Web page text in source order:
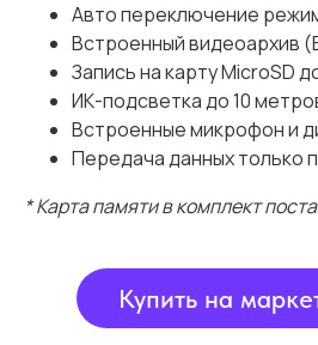
Авто переключение
Встроенный видеоархив
Запись на карту MicroSD
ИК-подсветка до 10
Встроенные микрофон и
Передача данных только
* Карта памяти в комплект
Купить на
Карта
облачного счета
TRASSIR Cloud